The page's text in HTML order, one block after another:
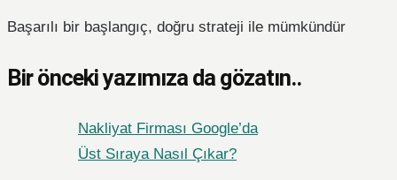
Başarılı bir başlangıç, doğru strateji ile mümkündür
Bir önceki yazımıza da gözatın..
Nakliyat Firması Google’da
Üst Sıraya Nasıl Çıkar?